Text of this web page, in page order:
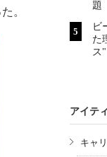
。
題
ビ
た
ス"
アイテ
キャ